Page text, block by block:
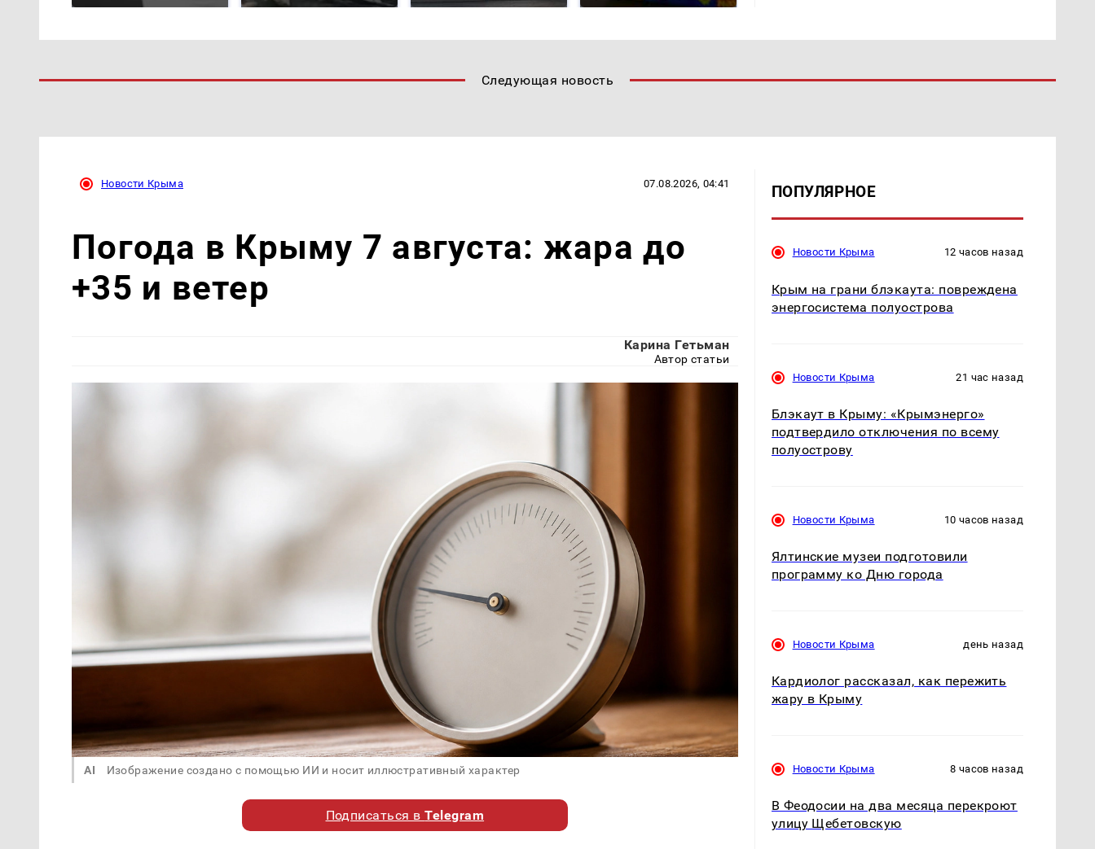
Следующая новость
Новости Крыма 07.08.2026, 04:41
Погода в Крыму 7 августа: жара до
+35 и ветер
Карина Гетьман
Автор статьи
AI Изображение создано с помощью ИИ и носит иллюстративный характер
Подписаться вTelegram
ПОПУЛЯРНОЕ
Новости Крыма 12 часов назад
Крым на грани блэкаута: повреждена
энергосистема полуострова
Новости Крыма 21 час назад
Блэкаут в Крыму: «Крымэнерго»
подтвердило отключения по всему
полуострову
Новости Крыма 10 часов назад
Ялтинские музеи подготовили
программу ко Дню города
Новости Крыма день назад
Кардиолог рассказал, как пережить
жару в Крыму
Новости Крыма 8 часов назад
В Феодосии на два месяца перекроют
улицу Щебетовскую